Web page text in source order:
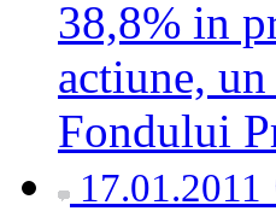
38,8% in
actiune,
Fondului
17.01.2011